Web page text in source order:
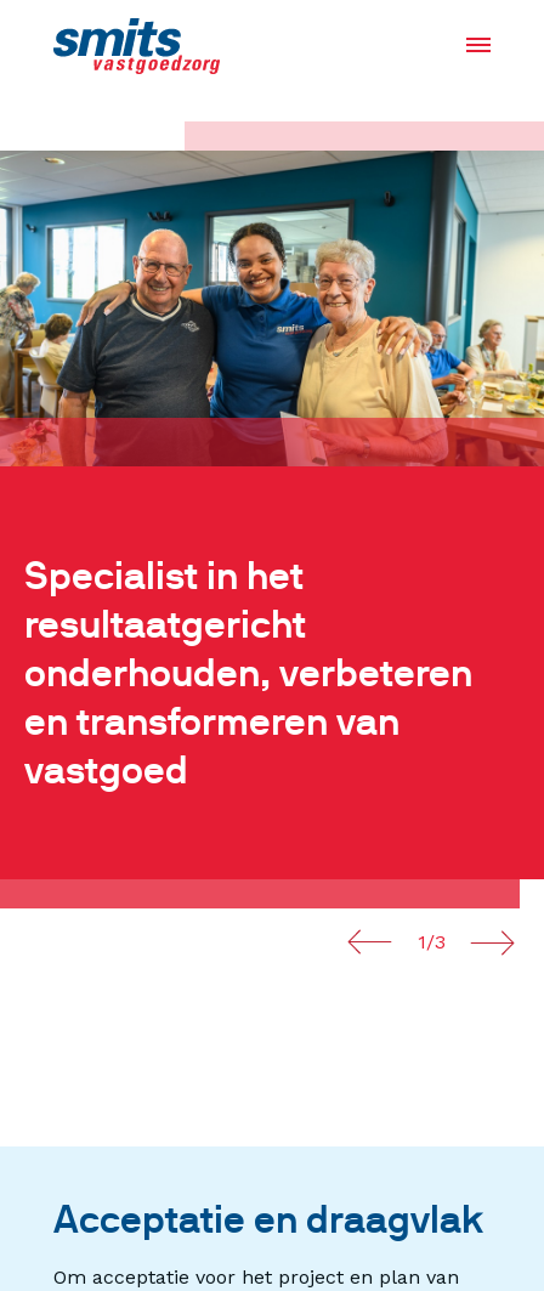
Actueel
Projecten
Samen met bewoners
Over ons
Werken bij
Specialist in het
resultaatgericht
onderhouden, verbeteren
en transformeren van
vastgoed
1/3
Acceptatie en draagvlak
Om acceptatie voor het project en plan van